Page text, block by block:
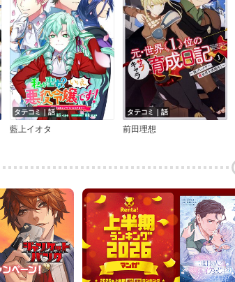
タテコミ｜話
藍上イオタ
タテコミ｜話
前田理想